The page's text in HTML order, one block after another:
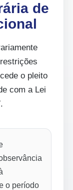
de
o pleito
com a Lei
o período